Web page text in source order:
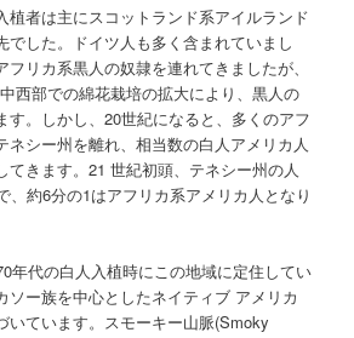
植者は主にスコットランド系アイルランド
でした。ドイツ人も多く含まれていまし
リカ系黒人の奴隷を連れてきましたが、
西部での綿花栽培の拡大により、黒人の
す。しかし、20世紀になると、多くのアフ
ネシー州を離れ、相当数の白人アメリカ人
てきます。21 世紀初頭、テネシー州の人
、約6分の1はアフリカ系アメリカ人となり
年代の白人入植時にこの地域に定住してい
ソー族を中心としたネイティブ アメリカ
いています。スモーキー山脈(Smoky